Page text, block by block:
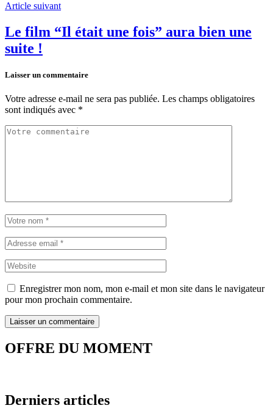
Article suivant
Le film “Il était une fois” aura bien une
suite !
Laisser un commentaire
Votre adresse e-mail ne sera pas publiée. Les champs obligatoires
sont indiqués avec *
Enregistrer mon nom, mon e-mail et mon site dans le navigateur
pour mon prochain commentaire.
OFFRE DU MOMENT
Derniers articles